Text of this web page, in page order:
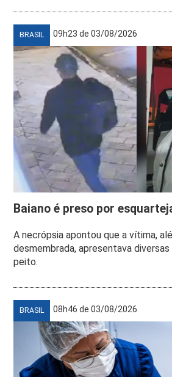
BRASIL 09h23 de 03/08/2026
Baiano é preso por
A necrópsia apontou que a vítima,
desmembrada, apresentava
peito.
BRASIL 08h46 de 03/08/2026